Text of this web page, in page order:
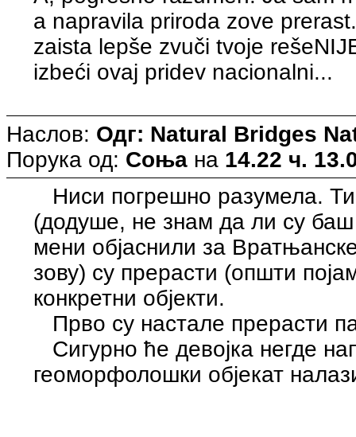
a napravila priroda zove
zaista lepše zvuči tvoje
izbeći ovaj pridev nacionalni...
Наслов: Одг: Natural Bridges
Порука од: Соња на 14.22 ч.
Ниси погрешно разумела.
(додуше, не знам да ли су баш
мени објаснили за
зову) су прерасти (општи
конкретни објекти.
Прво су настале прерасти
Сигурно ће девојка негде
геоморфолошки објекат